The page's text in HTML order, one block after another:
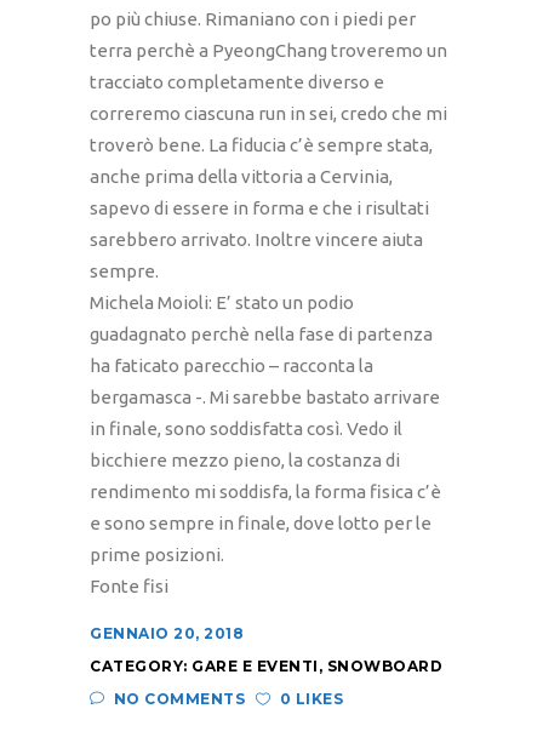
po più chiuse. Rimaniano con i piedi per
terra perchè a PyeongChang troveremo un
tracciato completamente diverso e
correremo ciascuna run in sei, credo che mi
troverò bene. La fiducia c’è sempre stata,
anche prima della vittoria a Cervinia,
sapevo di essere in forma e che i risultati
sarebbero arrivato. Inoltre vincere aiuta
sempre.
Michela Moioli: E’ stato un podio
guadagnato perchè nella fase di partenza
ha faticato parecchio – racconta la
bergamasca -. Mi sarebbe bastato arrivare
in finale, sono soddisfatta così. Vedo il
bicchiere mezzo pieno, la costanza di
rendimento mi soddisfa, la forma fisica c’è
e sono sempre in finale, dove lotto per le
prime posizioni.
Fonte fisi
GENNAIO 20, 2018
CATEGORY: GARE E EVENTI , SNOWBOARD
NO COMMENTS
0 LIKES